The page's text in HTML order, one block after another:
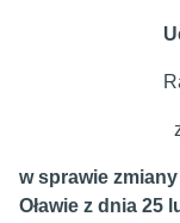
w sprawie zmiany
Oławie z dnia 25